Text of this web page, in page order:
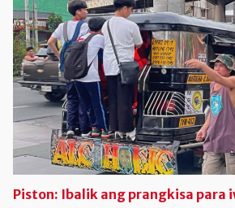
Piston: Ibalik ang prangkisa para